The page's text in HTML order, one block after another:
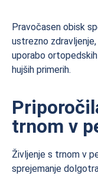
Pravočasen obisk
ustrezno
uporabo
hujših primerih.
trnom v
Življenje s trnom v
sprejemanje